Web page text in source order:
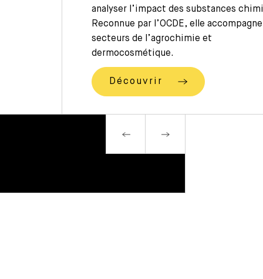
analyser l’impact des substances
Reconnue par l’OCDE, elle
secteurs de l’agrochimie et
dermocosmétique.
Découvrir